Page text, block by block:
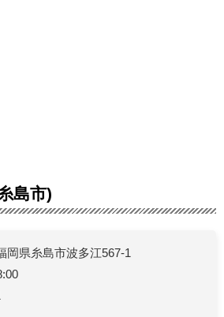
島市)
岡県糸島市波多江567-1